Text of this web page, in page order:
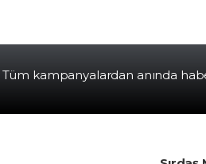
Tüm kampanyalardan anında